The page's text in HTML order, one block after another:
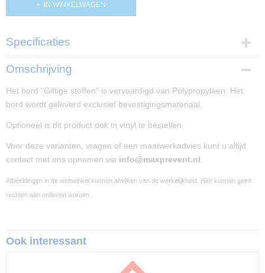
IN WINKELWAGEN
Specificaties
Productcode
Afmetingen (l,b,h)
25 x 25 x 0 cm
Omschrijving
Het bord "Giftige stoffen" is vervaardigd van Polypropyleen. Het
bord wordt geleverd exclusief bevestigingsmateriaal.
Optioneel is dit product ook in vinyl te bestellen.
Voor deze varianten, vragen of een maatwerkadvies kunt u altijd
contact met ons opnemen via info@maxprevent.nl
Afbeeldingen in de webwinkel kunnen afwijken van de werkelijkheid. Hier kunnen geen
rechten aan ontleend worden.
Ook interessant